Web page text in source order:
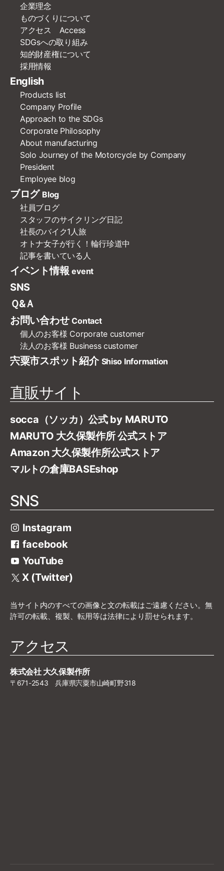
企業理念
ものづくりについて
アクセス Access
SDGsへの取り組み
知的財産権について
採用情報
English
Products list
Company Profile
Approach to the SDGs
Corporate Philosophy
About manufacturing
Solo Journey of the Motorcycle by Company
President
Employee blog
ブログ Blog
社員ブログ
スタッフのサイクリング日記
社長のバイク1人旅
オトナ女子が行く！輪行珍道中
記事を書いている人
イベント情報 event
SNS
Ｑ&Ａ
お問い合わせ Contact
個人のお客様 Corporate customer
法人のお客様 Business customer
宍粟市スポット紹介 Shiso Information
直販サイト
socca（ソッカ）公式 by MARUTO
MARUTO 大久保製作所 公式ストア
Amazon 大久保製作所公式ストア
マルトの倉庫BASEshop
SNS
Instagram
facebook
YouTube
X (Twitter)
当サイト内のすべての画像と文の転載はご遠慮ください。無
許可の転載、複製、転用等は法律により罰せられます。
アクセス
株式会社 大久保製作所
〒671-2543 兵庫県宍粟市山崎町野318